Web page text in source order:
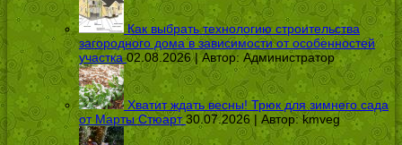
Как выбрать технологию строительства
загородного дома в зависимости от особенностей
участка 02.08.2026 | Автор: Администратор
Хватит ждать весны! Трюк для зимнего сада
от Марты Стюарт 30.07.2026 | Автор:kmveg